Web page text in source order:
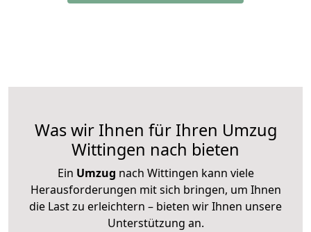
Was wir Ihnen für Ihren Umzug
Wittingen nach bieten
Ein Umzug nach Wittingen kann viele
Herausforderungen mit sich bringen, um Ihnen
die Last zu erleichtern – bieten wir Ihnen unsere
Unterstützung an.